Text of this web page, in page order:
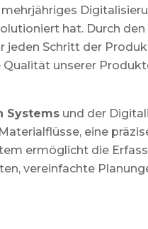
mehrjähriges
hat. Durch
jeden Schritt der
unserer
Systems und der
eine
ermöglicht die
vereinfachte